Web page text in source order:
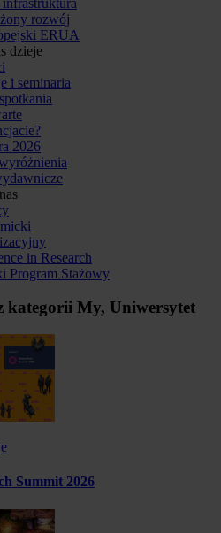
rozwój
ERUA
dzieje
i seminaria
2026
in Research
Program Stażowy
kategorii My, Uniwersytet
Summit 2026